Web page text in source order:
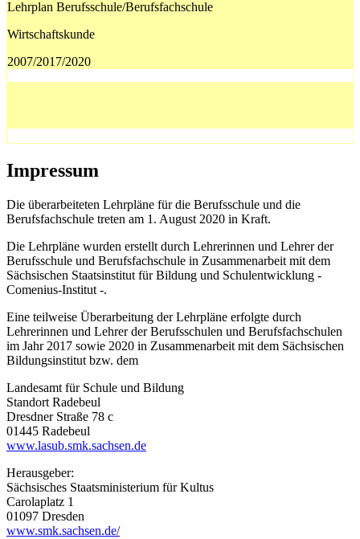
Lehrplan Berufsschule/Berufsfachschule
Wirtschaftskunde
2007/2017/2020
Impressum
Die überarbeiteten Lehrpläne für die Berufsschule und die
Berufsfachschule treten am 1. August 2020 in Kraft.
Die Lehrpläne wurden erstellt durch Lehrerinnen und Lehrer der
Berufsschule und Berufsfachschule in Zusammenarbeit mit dem
Sächsischen Staatsinstitut für Bildung und Schulentwicklung -
Comenius-Institut -.
Eine teilweise Überarbeitung der Lehrpläne erfolgte durch
Lehrerinnen und Lehrer der Berufsschulen und Berufsfachschulen
im Jahr 2017 sowie 2020 in Zusammenarbeit mit dem Sächsischen
Bildungsinstitut bzw. dem
Landesamt für Schule und Bildung
Standort Radebeul
Dresdner Straße 78 c
01445 Radebeul
www.lasub.smk.sachsen.de
Herausgeber:
Sächsisches Staatsministerium für Kultus
Carolaplatz 1
01097 Dresden
www.smk.sachsen.de/